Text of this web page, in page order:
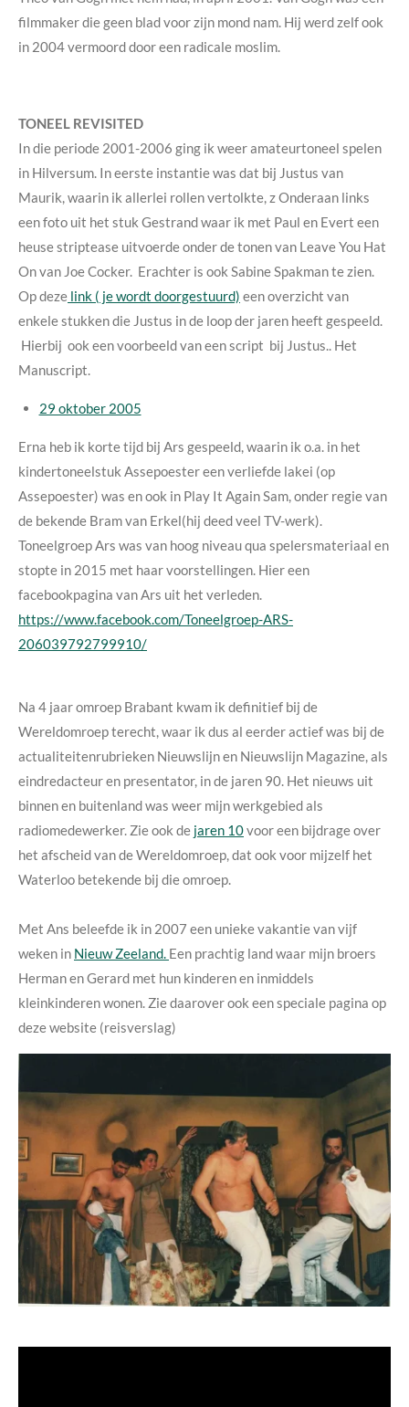
filmmaker die geen blad voor zijn mond nam. Hij werd zelf ook
in 2004 vermoord door een radicale moslim.
TONEEL REVISITED
In die periode 2001-2006 ging ik weer amateurtoneel spelen
in Hilversum. In eerste instantie was dat bij Justus van
Maurik, waarin ik allerlei rollen vertolkte, z Onderaan links
een foto uit het stuk Gestrand waar ik met Paul en Evert een
heuse striptease uitvoerde onder de tonen van Leave You Hat
On van Joe Cocker. Erachter is ook Sabine Spakman te zien.
Op deze link ( je wordt doorgestuurd) een overzicht van
enkele stukken die Justus in de loop der jaren heeft gespeeld.
Hierbij ook een voorbeeld van een script bij Justus.. Het
Manuscript.
29 oktober 2005
Erna heb ik korte tijd bij Ars gespeeld, waarin ik o.a. in het
kindertoneelstuk Assepoester een verliefde lakei (op
Assepoester) was en ook in Play It Again Sam, onder regie van
de bekende Bram van Erkel(hij deed veel TV-werk).
Toneelgroep Ars was van hoog niveau qua spelersmateriaal en
stopte in 2015 met haar voorstellingen. Hier een
facebookpagina van Ars uit het verleden.
https://www.facebook.com/Toneelgroep-ARS-
206039792799910/
Na 4 jaar omroep Brabant kwam ik definitief bij de
Wereldomroep terecht, waar ik dus al eerder actief was bij de
actualiteitenrubrieken Nieuwslijn en Nieuwslijn Magazine, als
eindredacteur en presentator, in de jaren 90. Het nieuws uit
binnen en buitenland was weer mijn werkgebied als
radiomedewerker. Zie ook de jaren 10voor een bijdrage over
het afscheid van de Wereldomroep, dat ook voor mijzelf het
Waterloo betekende bij die omroep.
Met Ans beleefde ik in 2007 een unieke vakantie van vijf
weken in Nieuw Zeeland. Een prachtig land waar mijn broers
Herman en Gerard met hun kinderen en inmiddels
kleinkinderen wonen. Zie daarover ook een speciale pagina op
deze website (reisverslag)